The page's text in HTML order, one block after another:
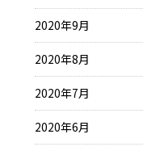
2020年9月
2020年8月
2020年7月
2020年6月